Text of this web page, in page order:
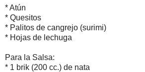
* Atún
* Quesitos
* Palitos de cangrejo (surimi)
* Hojas de lechuga
Para la Salsa:
* 1 brik (200 cc.) de nata